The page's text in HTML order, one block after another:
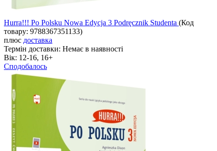
Hurra!!! Po Polsku Nowa Edycja 3 Podręcznik Studenta (Код
товару: 9788367351133)
плюс доставка
Термін доставки: Немає в наявності
Вік: 12-16, 16+
Сподобалось